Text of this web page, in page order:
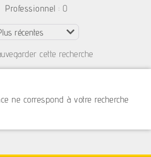
Professionnel : 0
cette recherche
ne correspond à votre recherche